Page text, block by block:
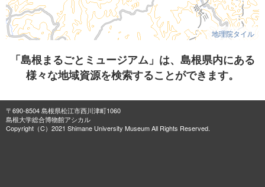
地理院タイル
「島根まるごとミュージアム」は、島根県内にある
様々な地域資源を検索することができます。
〒690-8504 島根県松江市西川津町1060
島根大学総合博物館アシカル
Copyright（C）2021 Shimane University Museum All Rights Reserved.